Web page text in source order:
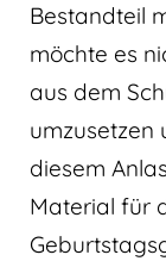
Bestandteil
möchte es
aus dem
umzusetzen
diesem
Material für